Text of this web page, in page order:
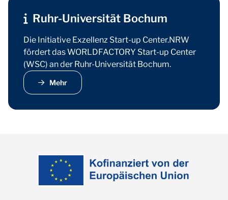
Ruhr-Universität Bochum
Die Initiative Exzellenz Start-up Center.NRW
fördert das WORLDFACTORY Start-up Center
(WSC) an der Ruhr-Universität Bochum.
Mehr